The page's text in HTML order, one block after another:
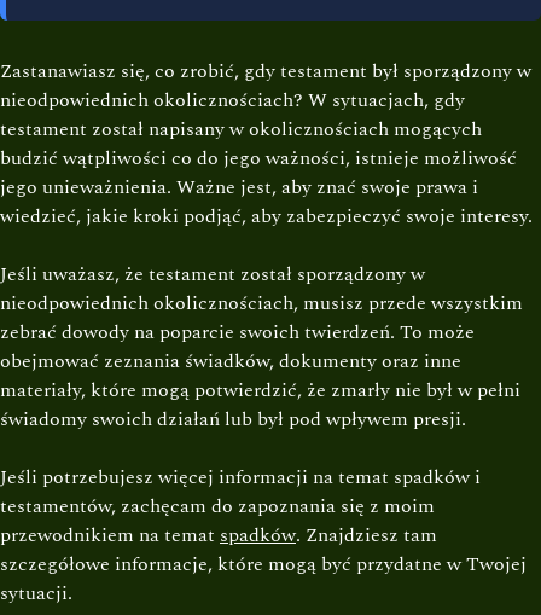
Zastanawiasz się, co zrobić, gdy testament był sporządzony w
nieodpowiednich okolicznościach? W sytuacjach, gdy
testament został napisany w okolicznościach mogących
budzić wątpliwości co do jego ważności, istnieje możliwość
jego unieważnienia. Ważne jest, aby znać swoje prawa i
wiedzieć, jakie kroki podjąć, aby zabezpieczyć swoje interesy.
Jeśli uważasz, że testament został sporządzony w
nieodpowiednich okolicznościach, musisz przede wszystkim
zebrać dowody na poparcie swoich twierdzeń. To może
obejmować zeznania świadków, dokumenty oraz inne
materiały, które mogą potwierdzić, że zmarły nie był w pełni
świadomy swoich działań lub był pod wpływem presji.
Jeśli potrzebujesz więcej informacji na temat spadków i
testamentów, zachęcam do zapoznania się z moim
przewodnikiem na temat spadków. Znajdziesz tam
szczegółowe informacje, które mogą być przydatne w Twojej
sytuacji.